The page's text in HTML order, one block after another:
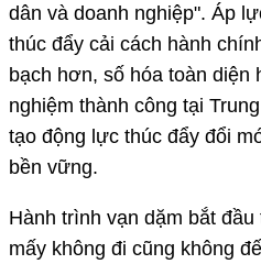
dân và doanh nghiệp". Áp
thúc đẩy cải cách hành
bạch hơn, số hóa toàn
nghiệm thành công tại
tạo động lực thúc đẩy đổi
bền vững.
Hành trình vạn dặm bắt
mấy không đi cũng không